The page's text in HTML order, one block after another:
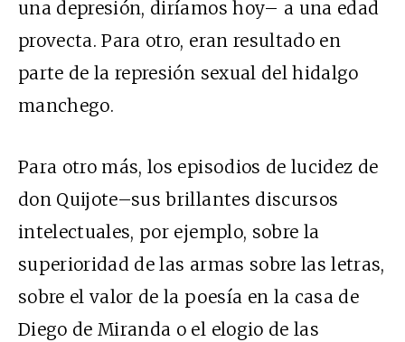
una depresión, diríamos hoy– a una edad
provecta. Para otro, eran resultado en
parte de la represión sexual del hidalgo
manchego.
Para otro más, los episodios de lucidez de
don Quijote–sus brillantes discursos
intelectuales, por ejemplo, sobre la
superioridad de las armas sobre las letras,
sobre el valor de la poesía en la casa de
Diego de Miranda o el elogio de las